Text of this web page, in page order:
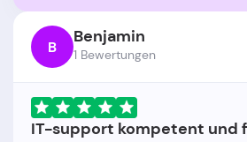
B Benjamin
1 Bewertungen
IT-support kompetent und